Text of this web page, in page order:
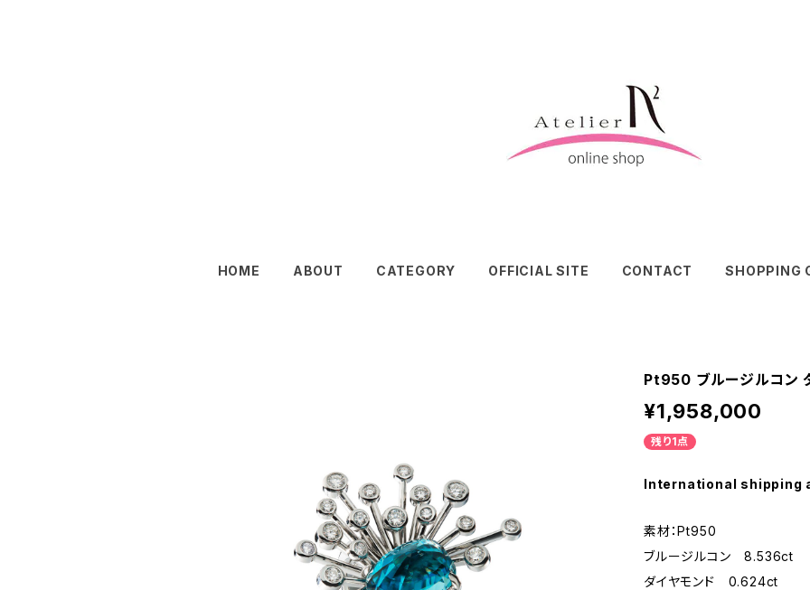
HOME ABOUT CATEGORY OFFICIAL SITE CONTACT SHOPPING
Pt950 ブルージルコン
¥1,958,000
残り1点
International shipping
素材：Pt950
ブルージルコン 8.536ct
ダイヤモンド 0.624ct